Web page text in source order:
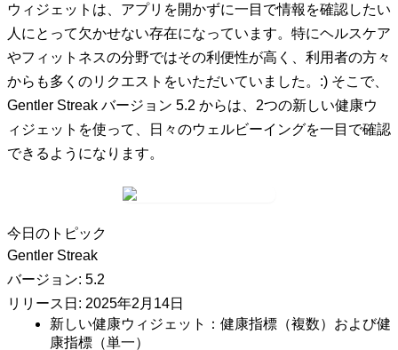
ウィジェットは、アプリを開かずに一目で情報を確認したい
人にとって欠かせない存在になっています。特にヘルスケア
やフィットネスの分野ではその利便性が高く、利用者の方々
からも多くのリクエストをいただいていました。:) そこで、
Gentler Streak バージョン 5.2 からは、2つの新しい健康ウ
ィジェットを使って、日々のウェルビーイングを一目で確認
できるようになります。
今日のトピック
Gentler Streak
バージョン: 5.2
リリース日: 2025年2月14日
新しい健康ウィジェット：健康指標（複数）および健
康指標（単一）